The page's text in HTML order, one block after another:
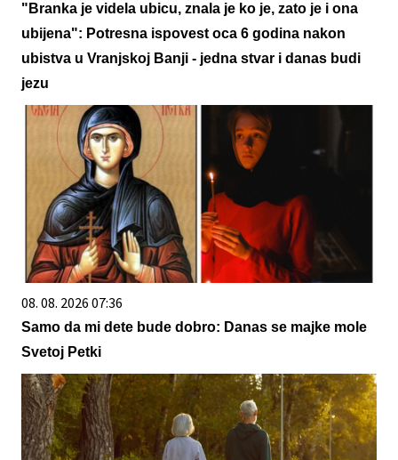
"Branka je videla ubicu, znala je ko je, zato je i ona
ubijena": Potresna ispovest oca 6 godina nakon
ubistva u Vranjskoj Banji - jedna stvar i danas budi
jezu
08. 08. 2026 07:36
Samo da mi dete bude dobro: Danas se majke mole
Svetoj Petki